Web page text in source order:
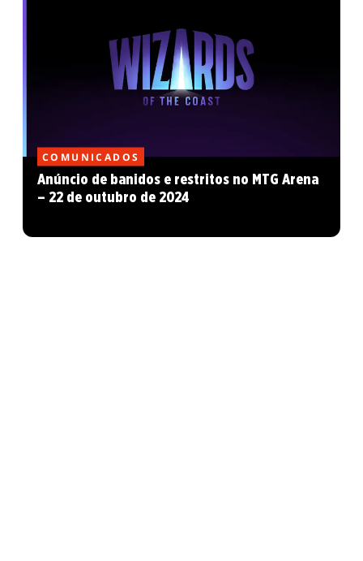
COMUNICADOS
Anúncio de banidos e restritos no MTG Arena
– 22 de outubro de 2024